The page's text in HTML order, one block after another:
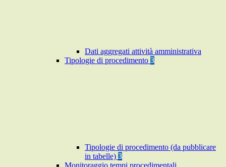
Dati aggregati attività amministrativa
Tipologie di procedimento 3
Tipologie di procedimento (da pubblicare
in tabelle) 3